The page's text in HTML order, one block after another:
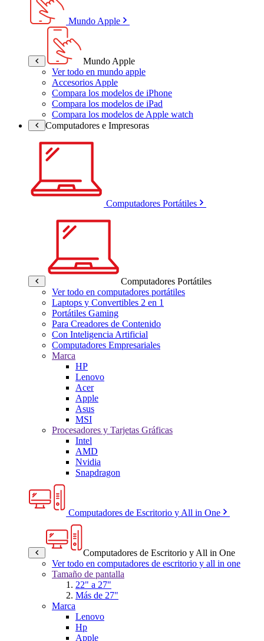
Mundo Apple
Mundo Apple
Ver todo en mundo apple
Accesorios Apple
Compara los modelos de iPhone
Compara los modelos de iPad
Compara los modelos de Apple watch
Computadores e Impresoras
Computadores Portátiles
Computadores Portátiles
Ver todo en computadores portátiles
Laptops y Convertibles 2 en 1
Portátiles Gaming
Para Creadores de Contenido
Con Inteligencia Artificial
Computadores Empresariales
Marca
HP
Lenovo
Acer
Apple
Asus
MSI
Procesadores y Tarjetas Gráficas
Intel
AMD
Nvidia
Snapdragon
Computadores de Escritorio y All in One
Computadores de Escritorio y All in One
Ver todo en computadores de escritorio y all in one
Tamaño de pantalla
22" a 27"
Más de 27"
Marca
Lenovo
Hp
Apple